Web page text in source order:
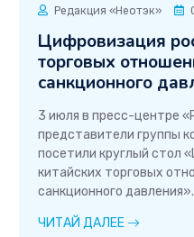
Редакция «Неотэк»
Цифровизация
торговых
санкционного
3 июля в пресс-центре
представители группы
посетили круглый стол
китайских торговых
санкционного давления».
ЧИТАЙ ДАЛЕЕ